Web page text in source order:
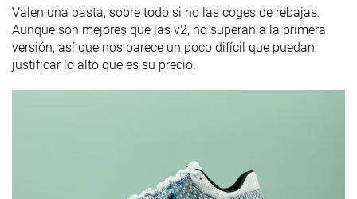
Valen una pasta, sobre todo si no las coges de rebajas.
Aunque son mejores que las v2, no superan a la primera
versión, así que nos parece un poco difícil que puedan
justificar lo alto que es su precio.